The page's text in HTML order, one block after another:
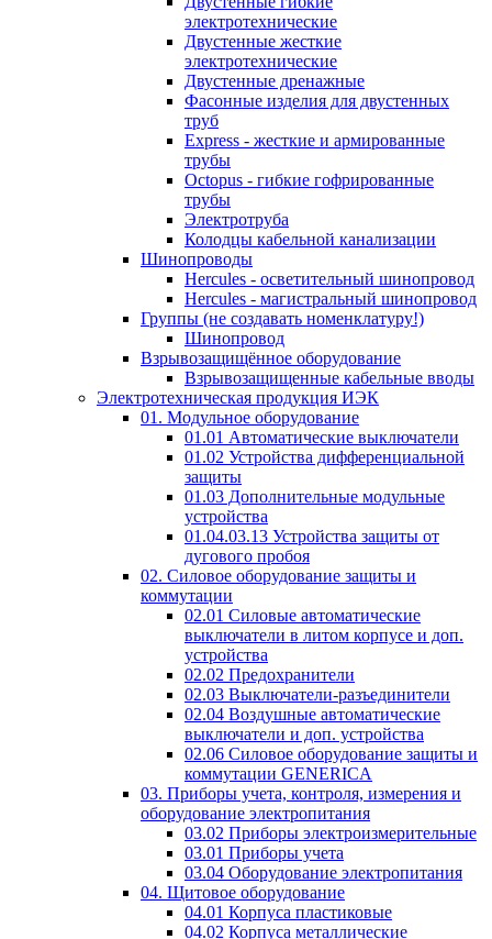
электротехнические
Двустенные жесткие
электротехнические
Двустенные дренажные
Фасонные изделия для двустенных
труб
Express - жесткие и армированные
трубы
Octopus - гибкие гофрированные
трубы
Электротруба
Колодцы кабельной канализации
Шинопроводы
Hercules - осветительный шинопровод
Hercules - магистральный шинопровод
Группы (не создавать номенклатуру!)
Шинопровод
Взрывозащищённое оборудование
Взрывозащищенные кабельные вводы
Электротехническая продукция ИЭК
01. Модульное оборудование
01.01 Автоматические выключатели
01.02 Устройства дифференциальной
защиты
01.03 Дополнительные модульные
устройства
01.04.03.13 Устройства защиты от
дугового пробоя
02. Силовое оборудование защиты и
коммутации
02.01 Силовые автоматические
выключатели в литом корпусе и доп.
устройства
02.02 Предохранители
02.03 Выключатели-разъединители
02.04 Воздушные автоматические
выключатели и доп. устройства
02.06 Силовое оборудование защиты и
коммутации GENERICA
03. Приборы учета, контроля, измерения и
оборудование электропитания
03.02 Приборы электроизмерительные
03.01 Приборы учета
03.04 Оборудование электропитания
04. Щитовое оборудование
04.01 Корпуса пластиковые
04.02 Корпуса металлические